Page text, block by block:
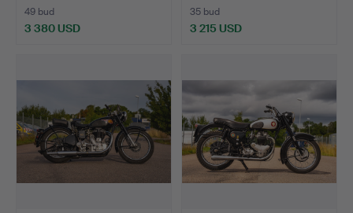
49 bud
3 380 USD
35 bud
3 215 USD